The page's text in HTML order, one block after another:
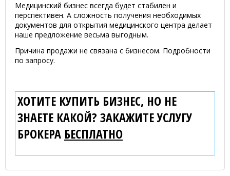
Медицинский бизнес всегда будет стабилен и
перспективен. А сложность получения необходимых
документов для открытия медицинского центра делает
наше предложение весьма выгодным.
Причина продажи не связана с бизнесом. Подробности
по запросу.
ХОТИТЕ КУПИТЬ БИЗНЕС, НО НЕ
ЗНАЕТЕ КАКОЙ? ЗАКАЖИТЕ УСЛУГУ
БРОКЕРА БЕСПЛАТНО